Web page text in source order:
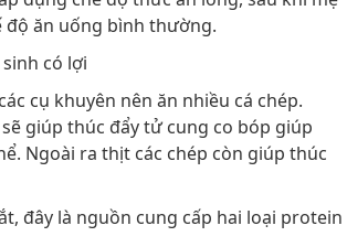
độ ăn uống bình thường.
có lợi
cụ khuyên nên ăn nhiều cá chép.
giúp thúc đẩy tử cung co bóp giúp
Ngoài ra thịt các chép còn giúp thúc
đây là nguồn cung cấp hai loại protein